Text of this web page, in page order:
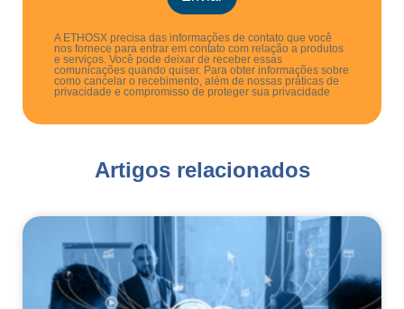
A ETHOSX precisa das informações de contato que você
nos fornece para entrar em contato com relação a produtos
e serviços. Você pode deixar de receber essas
comunicações quando quiser. Para obter informações sobre
como cancelar o recebimento, além de nossas práticas de
privacidade e compromisso de proteger sua privacidade
Artigos relacionados